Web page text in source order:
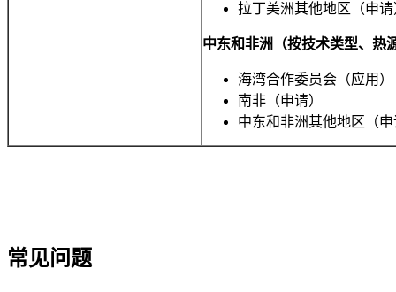
拉丁美洲其他地区（申请
中东和非洲（按技术类型、热
海湾合作委员会（应用）
南非（申请）
中东和非洲其他地区（
常见问题